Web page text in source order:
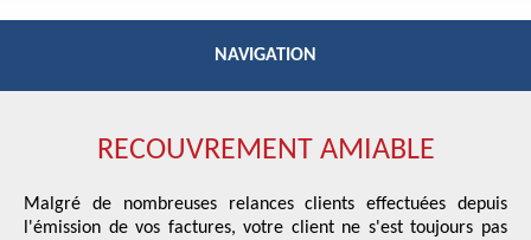
NAVIGATION
RECOUVREMENT AMIABLE
RECOUVREMENT AMIABLE
Malgré de nombreuses relances clients effectuées depuis
l'émission de vos factures, votre client ne s'est toujours pas